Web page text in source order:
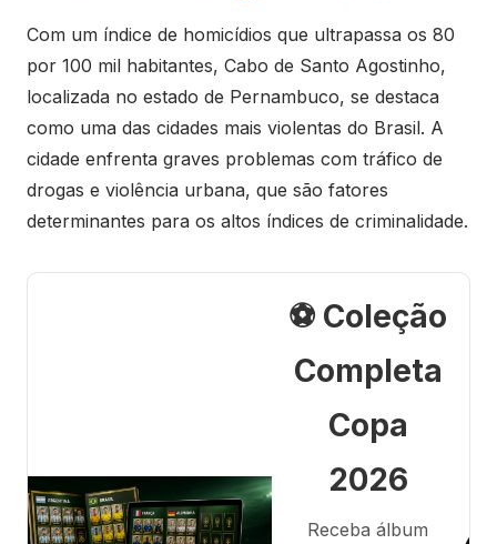
Com um índice de homicídios que ultrapassa os 80
por 100 mil habitantes, Cabo de Santo Agostinho,
localizada no estado de Pernambuco, se destaca
como uma das cidades mais violentas do Brasil. A
cidade enfrenta graves problemas com tráfico de
drogas e violência urbana, que são fatores
determinantes para os altos índices de criminalidade.
⚽ Coleção
Completa
Copa
2026
Receba álbum